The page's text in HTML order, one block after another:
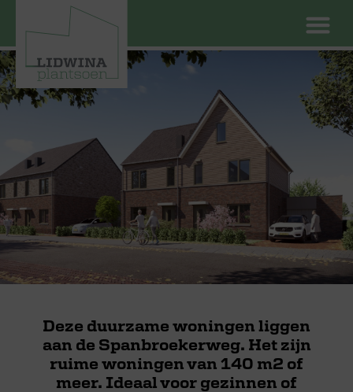
Nog 2 ruime twee onder één kap
woningen beschikbaar
Deze duurzame woningen liggen
aan de Spanbroekerweg. Het zijn
ruime woningen van 140 m2 of
meer. Ideaal voor gezinnen of